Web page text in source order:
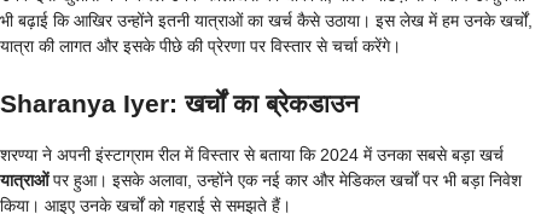
भी बढ़ाई कि आखिर उन्होंने इतनी यात्राओं का खर्च कैसे उठाया। इस लेख में हम उनके खर्चों,
यात्रा की लागत और इसके पीछे की प्रेरणा पर विस्तार से चर्चा करेंगे।
Sharanya Iyer:खर्चों का ब्रेकडाउन
शरण्या ने अपनी इंस्टाग्राम रील में विस्तार से बताया कि 2024 में उनका सबसे बड़ा खर्च
यात्राओंपर हुआ। इसके अलावा, उन्होंने एक नई कार और मेडिकल खर्चों पर भी बड़ा निवेश
किया। आइए उनके खर्चों को गहराई से समझते हैं।